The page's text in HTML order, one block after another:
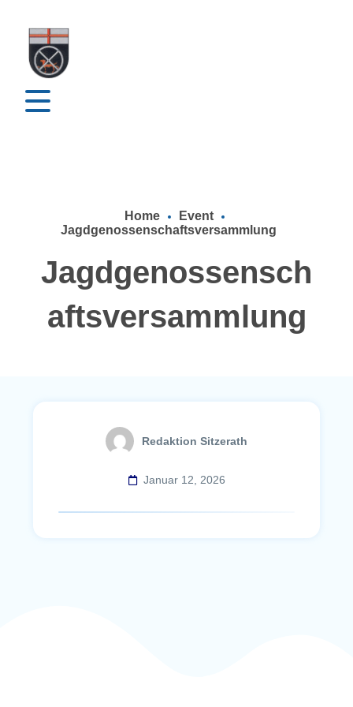
Home
Event
Jagdgenossenschaftsversammlung
Jagdgenossensch
aftsversammlung
Redaktion Sitzerath
Januar 12, 2026